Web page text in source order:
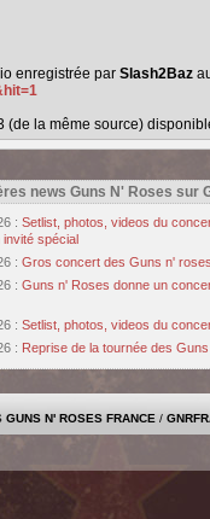
enregistrée par Slash2Baz
(de la même source)
news Guns N' Roses sur
: Setlist, photos, videos du
invité spécial
: Gros concert des Guns n'
: Guns n' Roses donne un
: Setlist, photos, videos du
: Reprise de la tournée des
GUNS N' ROSES FRANCE /